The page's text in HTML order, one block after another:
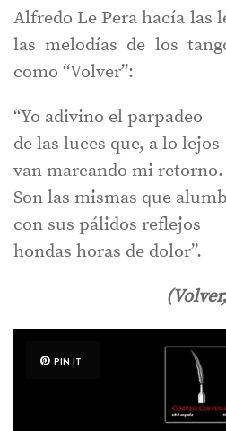
Alfredo Le Pera hacía las
las melodías de los
como “Volver”:
“Yo adivino el parpadeo
de las luces que, a lo lejos
van marcando mi retorno.
Son las mismas que
con sus pálidos reflejos
hondas horas de dolor”.
(Volver,
PIN IT